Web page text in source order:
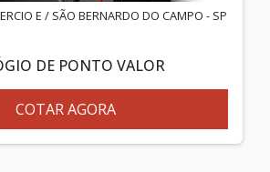
E / SÃO BERNARDO DO CAMPO - SP
DE PONTO VALOR
COTAR AGORA